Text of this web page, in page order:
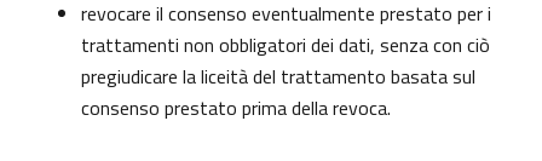
revocare il consenso eventualmente prestato per i
trattamenti non obbligatori dei dati, senza con ciò
pregiudicare la liceità del trattamento basata sul
consenso prestato prima della revoca.